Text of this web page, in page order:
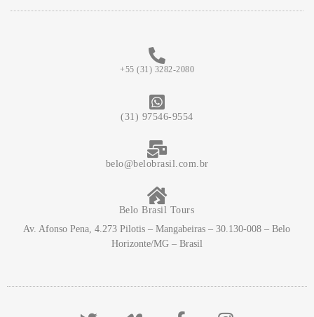
+55 (31) 3282-2080
(31) 97546-9554
belo@belobrasil.com.br
Belo Brasil Tours
Av. Afonso Pena, 4.273 Pilotis – Mangabeiras – 30.130-008 – Belo
Horizonte/MG – Brasil